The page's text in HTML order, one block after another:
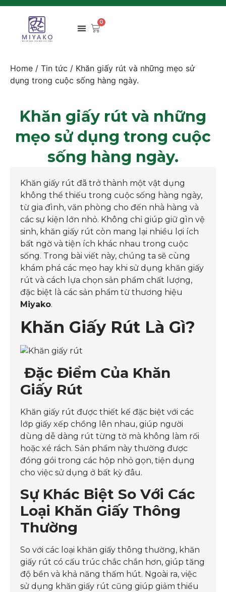
0
Home / Tin tức / Khăn giấy rút và những mẹo sử
dụng trong cuộc sống hàng ngày.
Khăn giấy rút và những
mẹo sử dụng trong cuộc
sống hàng ngày.
Khăn giấy rút đã trở thành một vật dụng
không thể thiếu trong cuộc sống hàng ngày,
từ gia đình, văn phòng cho đến nhà hàng và
các sự kiện lớn nhỏ. Không chỉ giúp giữ gìn vệ
sinh, khăn giấy rút còn mang lại nhiều lợi ích
bất ngờ và tiện ích khác nhau trong cuộc
sống. Trong bài viết này, chúng ta sẽ cùng
khám phá các mẹo hay khi sử dụng khăn giấy
rút và cách lựa chọn sản phẩm chất lượng,
đặc biệt là các sản phẩm từ thương hiệu
Miyako.
Khăn Giấy Rút Là Gì?
Đặc Điểm Của Khăn
Giấy Rút
Khăn giấy rút được thiết kế đặc biệt với các
lớp giấy xếp chồng lên nhau, giúp người
dùng dễ dàng rút từng tờ mà không làm rối
hoặc xé rách. Sản phẩm này thường được
đóng gói trong các hộp nhỏ gọn, tiện dụng
cho việc sử dụng ở bất kỳ đâu.
Sự Khác Biệt So Với Các
Loại Khăn Giấy Thông
Thường
So với các loại khăn giấy thông thường, khăn
giấy rút có cấu trúc chắc chắn hơn, giúp tăng
độ bền và khả năng thấm hút. Ngoài ra, việc
sử dụng khăn giấy rút cũng giúp giảm thiểu